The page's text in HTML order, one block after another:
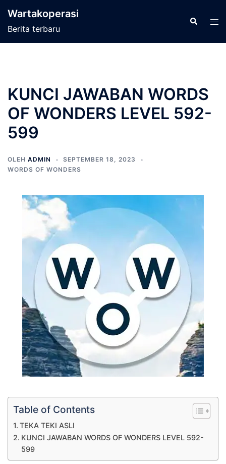
Wartakoperasi
Berita terbaru
Cari
KUNCI JAWABAN WORDS
OF WONDERS LEVEL 592-
599
OLEH ADMIN
SEPTEMBER 18, 2023
WORDS OF WONDERS
Table of Contents
TEKA TEKI ASLI
KUNCI JAWABAN WORDS OF WONDERS LEVEL 592-
599